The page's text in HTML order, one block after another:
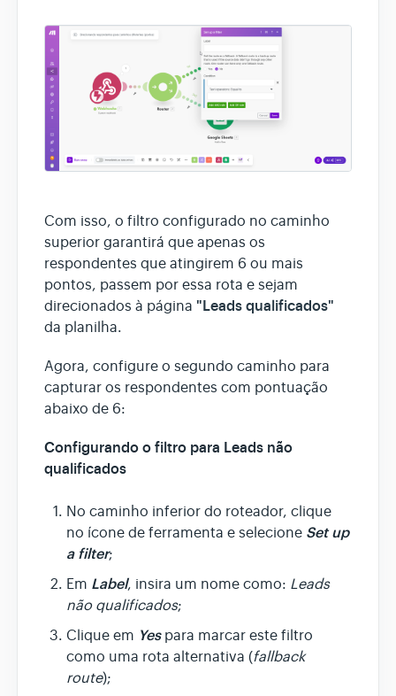
Com isso, o filtro configurado no caminho
superior garantirá que apenas os
respondentes que atingirem 6 ou mais
pontos, passem por essa rota e sejam
direcionados à página "Leads qualificados"
da planilha.
Agora, configure o segundo caminho para
capturar os respondentes com pontuação
abaixo de 6:
Configurando o filtro para Leads não
qualificados
No caminho inferior do roteador, clique
no ícone de ferramenta e selecione Set up
a filter;
Em Label, insira um nome como: Leads
não qualificados;
Clique em Yespara marcar este filtro
como uma rota alternativa (fallback
route);